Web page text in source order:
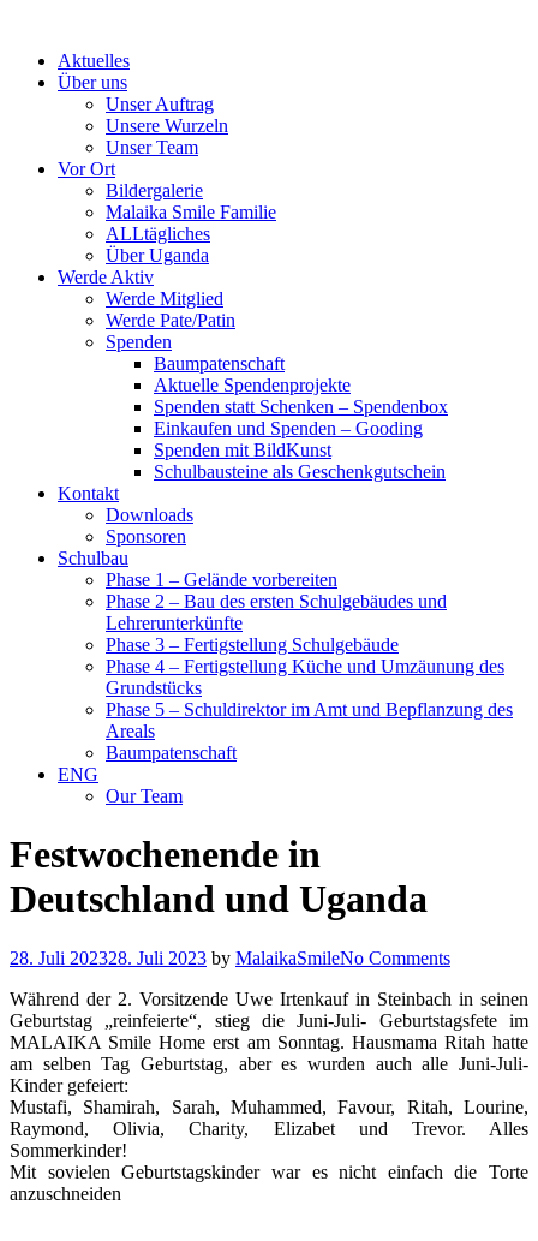
contentAktuelles
Über uns
Unser Auftrag
Unsere Wurzeln
Unser Team
Vor Ort
Bildergalerie
Malaika Smile Familie
ALLtägliches
Über Uganda
Werde Aktiv
Werde Mitglied
Werde Pate/Patin
Spenden
Baumpatenschaft
Aktuelle Spendenprojekte
Spenden statt Schenken – Spendenbox
Einkaufen und Spenden – Gooding
Spenden mit BildKunst
Schulbausteine als Geschenkgutschein
Kontakt
Downloads
Sponsoren
Schulbau
Phase 1 – Gelände vorbereiten
Phase 2 – Bau des ersten Schulgebäudes und
Lehrerunterkünfte
Phase 3 – Fertigstellung Schulgebäude
Phase 4 – Fertigstellung Küche und Umzäunung des
Grundstücks
Phase 5 – Schuldirektor im Amt und Bepflanzung des
Areals
Baumpatenschaft
ENG
Our Team
Festwochenende in
Deutschland und Uganda
28. Juli 202328. Juli 2023 by MalaikaSmileNo Comments
Während der 2. Vorsitzende Uwe Irtenkauf in Steinbach in seinen
Geburtstag „reinfeierte“, stieg die Juni-Juli- Geburtstagsfete im
MALAIKA Smile Home erst am Sonntag. Hausmama Ritah hatte
am selben Tag Geburtstag, aber es wurden auch alle Juni-Juli-
Kinder gefeiert:
Mustafi, Shamirah, Sarah, Muhammed, Favour, Ritah, Lourine,
Raymond, Olivia, Charity, Elizabet und Trevor. Alles
Sommerkinder!
Mit sovielen Geburtstagskinder war es nicht einfach die Torte
anzuschneiden